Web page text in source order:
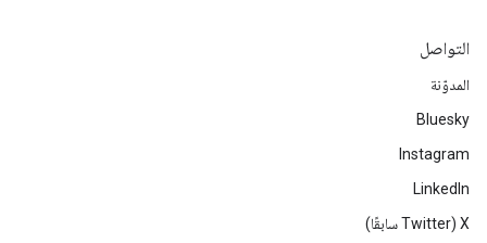
التواصل
المدوّنة
Bluesky
Instagram
LinkedIn
‫X ‏(Twitter سابقًا)